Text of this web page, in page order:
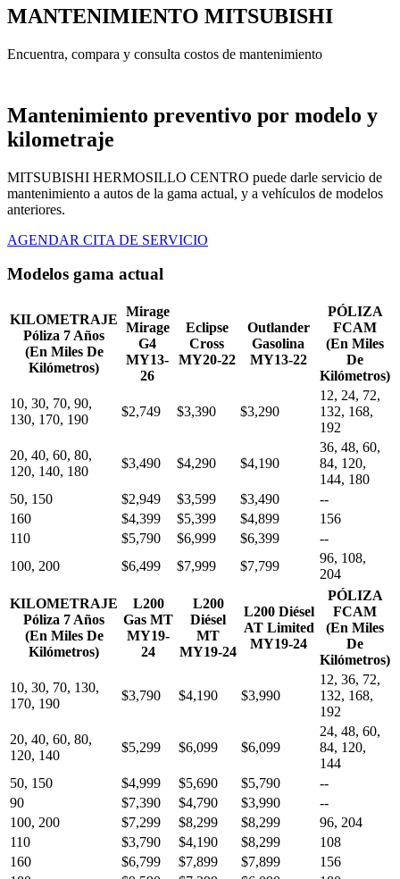
MANTENIMIENTO MITSUBISHI
Encuentra, compara y consulta costos de mantenimiento
Mantenimiento preventivo por modelo y
kilometraje
MITSUBISHI HERMOSILLO CENTRO puede darle servicio de
mantenimiento a autos de la gama actual, y a vehículos de modelos
anteriores.
AGENDAR CITA DE SERVICIO
Modelos gama actual
KILOMETRAJE
Póliza 7 Años
(En Miles De
Kilómetros)
Mirage
Mirage
G4
MY13-
26
Eclipse
Cross
MY20-22
Outlander
Gasolina
MY13-22
PÓLIZA
FCAM
(En Miles
De
Kilómetros)
10, 30, 70, 90,
130, 170, 190
$2,749 $3,390 $3,290
12, 24, 72,
132, 168,
192
20, 40, 60, 80,
120, 140, 180
$3,490 $4,290 $4,190
36, 48, 60,
84, 120,
144, 180
50, 150
$2,949 $3,599 $3,490
--
160
$4,399 $5,399 $4,899
156
110
$5,790 $6,999 $6,399
--
100, 200
$6,499 $7,999 $7,799
96, 108,
204
KILOMETRAJE
Póliza 7 Años
(En Miles De
Kilómetros)
L200
Gas MT
MY19-
24
L200
Diésel
MT
MY19-24
L200 Diésel
AT Limited
MY19-24
PÓLIZA
FCAM
(En Miles
De
Kilómetros)
10, 30, 70, 130,
170, 190
$3,790 $4,190 $3,990
12, 36, 72,
132, 168,
192
20, 40, 60, 80,
120, 140
$5,299 $6,099 $6,099
24, 48, 60,
84, 120,
144
50, 150
$4,999 $5,690 $5,790
--
90
$7,390 $4,790 $3,990
--
100, 200
$7,299 $8,299 $8,299
96, 204
110
$3,790 $4,190 $8,299
108
160
$6,799 $7,899 $7,899
156